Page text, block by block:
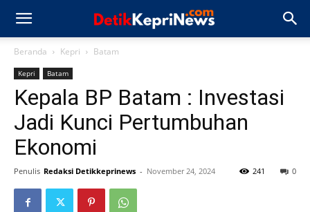
Beranda Kepri Batam
Kepri Batam
Kepala BP Batam : Investasi
Jadi Kunci Pertumbuhan
Ekonomi
Penulis Redaksi Detikkeprinews - November 24, 2024 0
241